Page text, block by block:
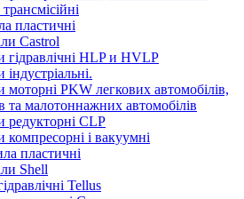
пластичні
Castrol
гідравлічні HLP и HVLP
моторні PKW легкових автомобілів,
та малотоннажних автомобілів
редукторні CLP
компресорні і вакуумні
пластичні
Shell
Tellus